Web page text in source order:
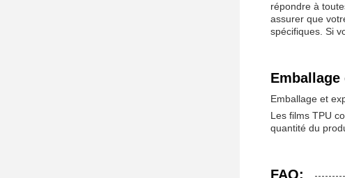
répondre à
assurer que
spécifiques. Si
Emballage et
Les films TPU
quantité du
FAQ: